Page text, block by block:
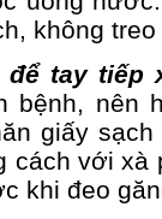
không
để tay tiếp
bệnh, nên
giấy
cách với xà
khi đeo